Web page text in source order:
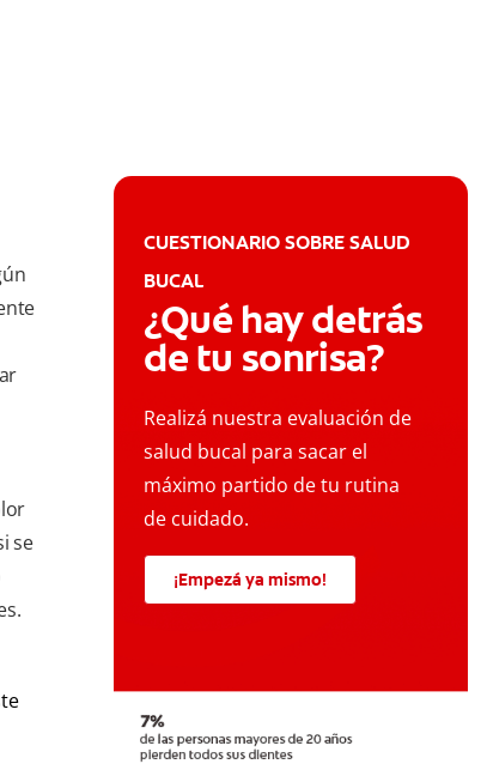
se
CUESTIONARIO SOBRE SALUD
BUCAL
¿Qué hay detrás
de tu sonrisa?
Realizá nuestra evaluación de
salud bucal para sacar el
máximo partido de tu rutina
de cuidado.
¡Empezá ya mismo!